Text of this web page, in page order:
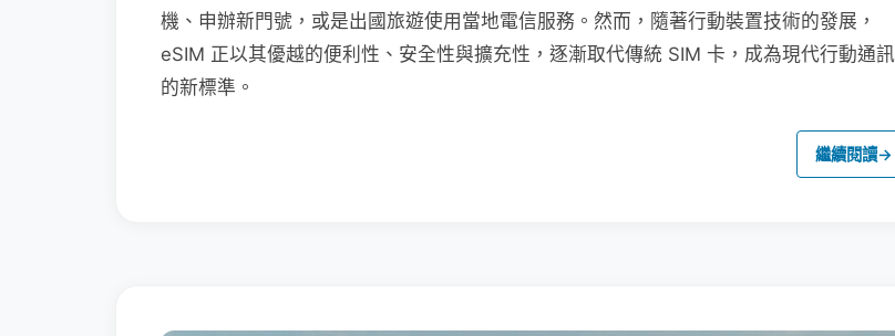
機、申辦新門號，或是出國旅遊使用當地電信服務。然而，隨著行動裝置技術的發展，
eSIM 正以其優越的便利性、安全性與擴充性，逐漸取代傳統 SIM 卡，成為現代行動通訊
的新標準。
繼續閱讀→